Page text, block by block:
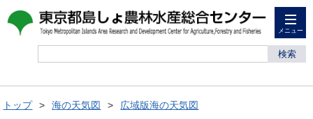
メニュー
検索
トップ 海の天気図
広域版海の天気図